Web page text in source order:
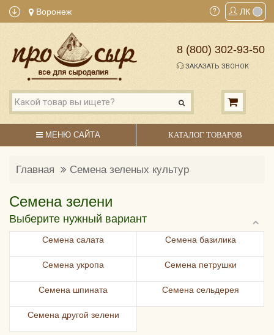
Воронеж ЛК
8 (800) 302-93-50
ЗАКАЗАТЬ ЗВОНОК
МЕНЮ САЙТА КАТАЛОГ ТОВАРОВ
Главная Семена зеленых культур
Семена зелени
Выберите нужный вариант
Семена салата Семена базилика
Семена укропа Семена петрушки
Семена шпината Семена сельдерея
Семена другой зелени